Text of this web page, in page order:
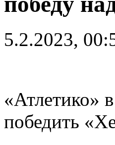
5.2.2023,
«Атлетико»
победить